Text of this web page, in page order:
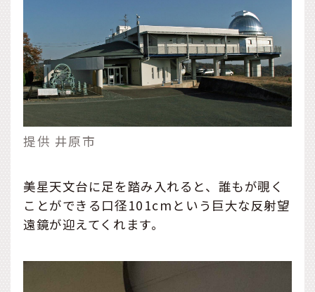
提供 井原市
美星天文台に足を踏み入れると、誰もが覗く
ことができる口径101cmという巨大な反射望
遠鏡が迎えてくれます。